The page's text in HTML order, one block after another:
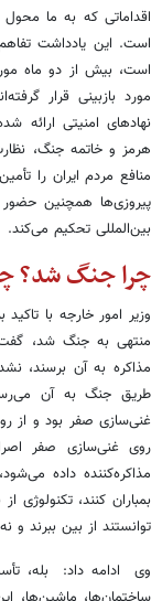
اقداماتی که به ما
است. این یادداشت
است، بیش از دو ماه
مورد بازبینی قرار
نهادهای امنیتی ارائه
هرمز و خاتمه جنگ،
منافع مردم ایران را
پیروزی‌ها همچنین
بین‌المللی تحکیم می‌کند.
چرا جنگ شد؟
وزیر امور خارجه با
منتهی به جنگ شد،
مذاکره به آن برسند،
طریق جنگ به آن
روی غنی‌سازی صفر
مذاکره‌کننده داده
بمباران کنند، تکنولوژی
توانستند از بین ببرند و
وی ادامه داد: بله،